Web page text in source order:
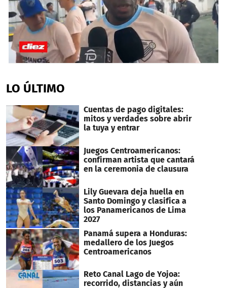
of
4
16
seconds
LO ÚLTIMO
Cuentas de pago digitales:
mitos y verdades sobre abrir
la tuya y entrar
Juegos Centroamericanos:
confirman artista que cantará
en la ceremonia de clausura
Lily Guevara deja huella en
Santo Domingo y clasifica a
los Panamericanos de Lima
2027
Panamá supera a Honduras:
medallero de los Juegos
Centroamericanos
Reto Canal Lago de Yojoa:
recorrido, distancias y aún